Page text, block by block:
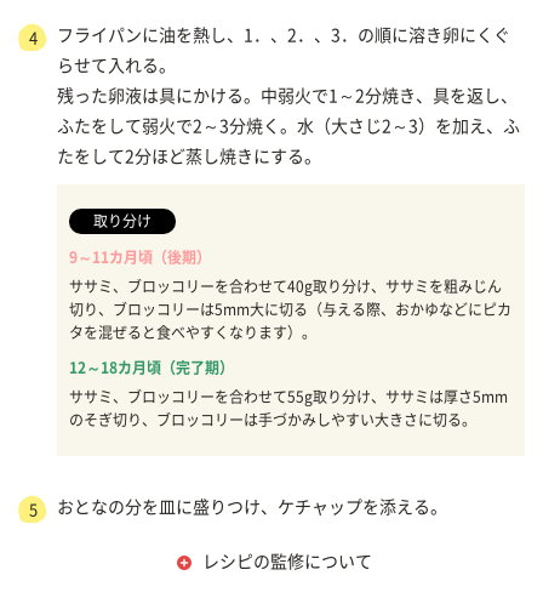
4
フライパンに油を熱し、1．、2．、3．の順に溶き卵にくぐ
らせて入れる。
残った卵液は具にかける。中弱火で1～2分焼き、具を返し、
ふたをして弱火で2～3分焼く。水（大さじ2～3）を加え、ふ
たをして2分ほど蒸し焼きにする。
取り分け
9～11カ月頃（後期）
ササミ、ブロッコリーを合わせて40g取り分け、ササミを粗みじん
切り、ブロッコリーは5mm大に切る（与える際、おかゆなどにピカ
タを混ぜると食べやすくなります）。
12～18カ月頃（完了期）
ササミ、ブロッコリーを合わせて55g取り分け、ササミは厚さ5mm
のそぎ切り、ブロッコリーは手づかみしやすい大きさに切る。
5 おとなの分を皿に盛りつけ、ケチャップを添える。
レシピの監修について